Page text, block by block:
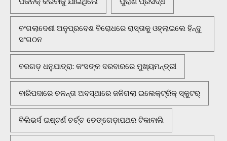
ବଂଗଲାଦେଶୀ ଅନୁପ୍ରବେଶ ବିରୋଧରେ ରାସ୍ତାକୁ ଓହ୍ଲାଇଲେ ହିନ୍ଦୁ
ସଂଗଠନ
ବରଗଡ଼ ଧନୁଯାତ୍ରା: କଂସଙ୍କ ଦରବାରରେ ମୁଖ୍ୟମନ୍ତ୍ରୀ
ବାରିପଦାରେ ଚଳନ୍ତା ଅବସ୍ଥାରେ ଜଳିଗଲା ଇଲେକ୍ଟ୍ରିକ୍ ସ୍କୁଟର୍
ବିଲିଭର୍ସ ଇଷ୍ଟର୍ଣ ଚର୍ଚ୍ଚ ତେଙ୍ଗେଡ଼ାପଥର ଟିକାବାଲି